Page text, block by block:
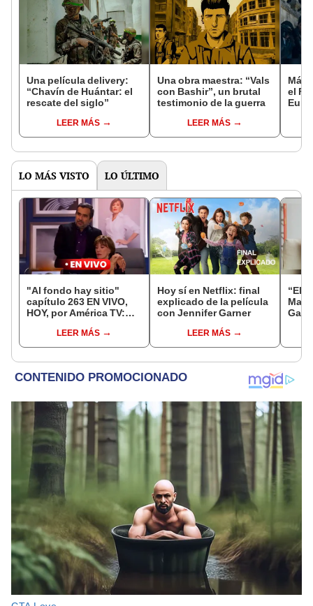
Una película delivery:
“Chavín de Huántar: el
rescate del siglo”
LEER MÁS
Una obra maestra: “Vals
con Bashir”, un brutal
testimonio de la guerra
LEER MÁS
Más
el
LO MÁS VISTO LO ÚLTIMO
"Al fondo hay sitio"
capítulo 263 EN VIVO,
HOY, por América TV:
ver GRATISLEER MÁS
Hoy sí en Netflix: final
explicado de la película
con Jennifer Garner
LEER MÁS
“El